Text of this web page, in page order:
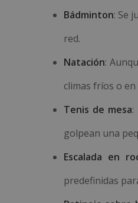
Bádminton: Se
red.
Natación:
climas fríos o
Tenis de mesa:
golpean una
Escalada en
predefinidas